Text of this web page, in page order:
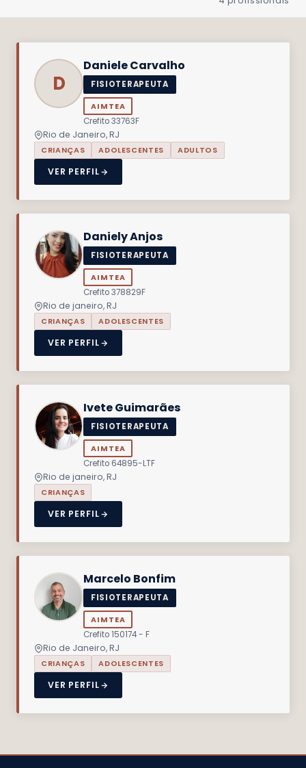
D
Daniele Carvalho
FISIOTERAPEUTA
AIMTEA
Crefito 33763F
Rio de Janeiro, RJ
CRIANÇAS ADOLESCENTES ADULTOS
VER PERFIL
Daniely Anjos
FISIOTERAPEUTA
AIMTEA
Crefito 378829F
Rio de janeiro, RJ
CRIANÇAS ADOLESCENTES
VER PERFIL
Ivete Guimarães
FISIOTERAPEUTA
AIMTEA
Crefito 64895-LTF
Rio de janeiro, RJ
CRIANÇAS
VER PERFIL
Marcelo Bonfim
FISIOTERAPEUTA
AIMTEA
Crefito 150174 - F
Rio de Janeiro, RJ
CRIANÇAS ADOLESCENTES
VER PERFIL